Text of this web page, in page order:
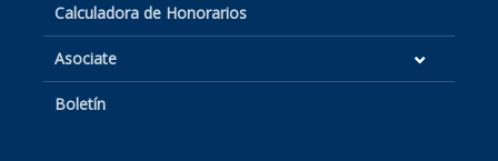
Calculadora de Honorarios
Asociate
Boletín